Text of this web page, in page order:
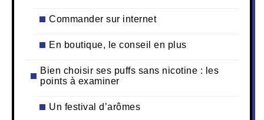
Commander sur internet
En boutique, le conseil en plus
Bien choisir ses puffs sans nicotine : les
points à examiner
Un festival d’arômes